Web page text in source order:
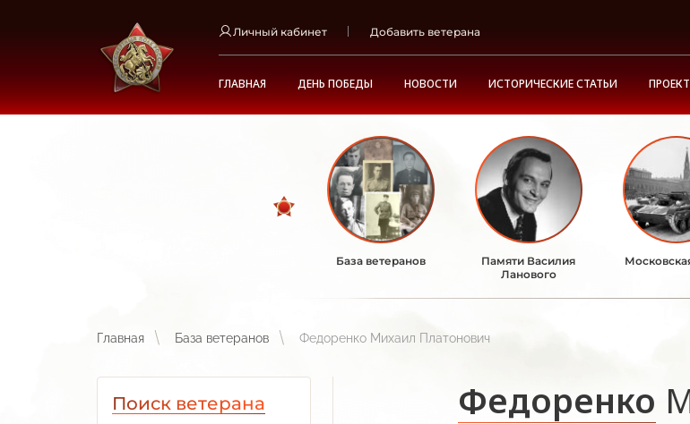
Личный кабинет Добавить ветерана
ГЛАВНАЯ ДЕНЬ ПОБЕДЫ НОВОСТИ ИСТОРИЧЕСКИЕ СТАТЬИ
База ветеранов
Памяти Василия
Ланового
Главная База ветеранов Федоренко Михаил Платонович
Поиск ветерана
Федоренко